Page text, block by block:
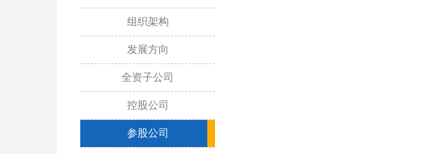
组织架构
发展方向
全资子公司
控股公司
参股公司